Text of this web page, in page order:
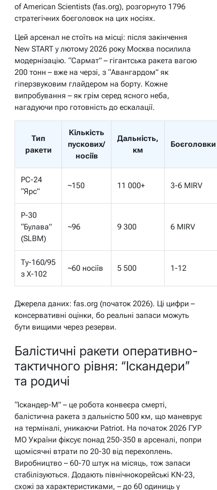
of American Scientists (fas.org), розгорнуто 1796
стратегічних боєголовок на цих носіях.
Цей арсенал не стоїть на місці: після закінчення
New START у лютому 2026 року Москва посилила
модернізацію. “Сармат” – гігантська ракета вагою
200 тонн – вже на черзі, з “Авангардом” як
гіперзвуковим глайдером на борту. Кожне
випробування – як грім серед ясного неба,
нагадуючи про готовність до ескалації.
Тип
ракети
Кількість
пускових/
носіїв
Дальність,
км
Боєголовки
РС-24
“Ярс”
~150 11 000+ 3-6 MIRV
Р-30
“Булава”
(SLBM)
~96 9 300 6 MIRV
Ту-160/95
з Х-102
~60 носіїв 5 500 1-12
Джерела даних: fas.org (початок 2026). Ці цифри –
консервативні оцінки, бо реальні запаси можуть
бути вищими через резерви.
Балістичні ракети оперативно-
тактичного рівня: “Іскандери”
та родичі
“Іскандер-М” – це робота конвеєра смерті,
балістична ракета з дальністю 500 км, що маневрує
на терміналі, уникаючи Patriot. На початок 2026 ГУР
МО України фіксує понад 250-350 в арсеналі, попри
щомісячні втрати по 20-30 від перехоплень.
Виробництво – 60-70 штук на місяць, тож запаси
стабілізуються. Додають північнокорейські KN-23,
схожі за характеристиками, – до 60 одиниць у